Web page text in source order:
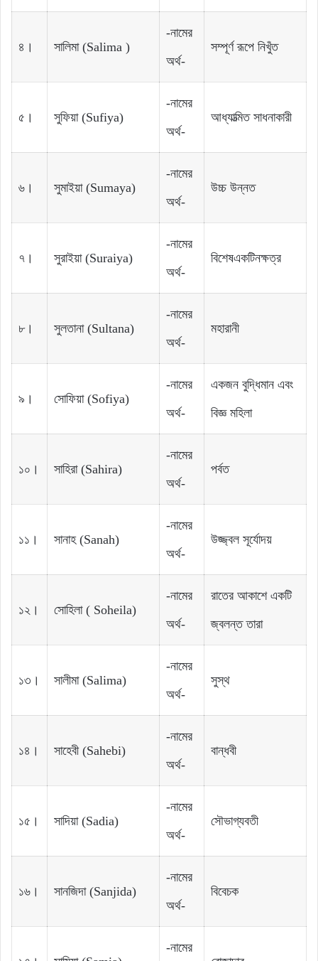
৪। সালিমা‌‌ (Salima )
-নামের
অর্থ-
সম্পূর্ণ রূপে‌‌ নিখুঁত‌‌‌
৫। সুফিয়া‌‌ (Sufiya)
-নামের
অর্থ-
আধ্যাত্মিত‌‌ সাধনাকারী
৬। সুমাইয়া‌ (Sumaya)
-নামের
অর্থ-
উচ্চ উন্নত
৭। সুরাইয়া‌ ‌(Suraiya)
-নামের
অর্থ-
বিশেষ‌‌একটি‌‌নক্ষত্র‌‌
৮। সুলতানা‌ ‌(Sultana‌)
-নামের
অর্থ-
মহারানী‌‌
৯। সোফিয়া‌‌ (Sofiya)
-নামের
অর্থ-
একজন‌‌ বুদ্ধিমান‌‌ এবং‌‌
বিজ্ঞ‌‌ মহিলা‌‌
১০। সাহিরা‌‌ (Sahira)
-নামের
অর্থ-
পর্বত‌‌
১১। সানাহ‌‌ (Sanah)
-নামের
অর্থ-
উজ্জ্বল‌‌ সূর্যোদয়‌‌
১২। সোহিলা‌ ( Soheila)
-নামের
অর্থ-
রাতের‌‌ আকাশে‌‌ একটি‌‌
জ্বলন্ত‌‌ তারা‌
১৩। সালীমা‌‌ (Salima)
-নামের
অর্থ-
সুস্থ‌‌
১৪। সাহেবী‌ (Sahebi)
-নামের
অর্থ-
বান্ধবী
১৫। সাদিয়া‌ ‌(Sadia)
-নামের
অর্থ-
সৌভাগ্যবতী
১৬। সানজিদা‌ ‌(Sanjida)
-নামের
অর্থ-
বিবেচক‌‌
-নামের